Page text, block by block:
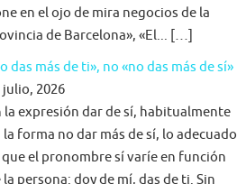
en el ojo de mira negocios de la
de Barcelona», «El... […]
das más de ti», no «no das más de sí»
julio, 2026
la expresión dar de sí, habitualmente
la forma no dar más de sí, lo adecuado
que el pronombre sí varíe en función
la persona: doy de mí, das de ti. Sin